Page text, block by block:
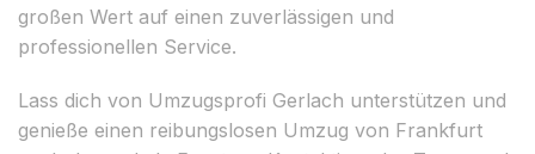
großen Wert auf einen zuverlässigen und
professionellen Service.
Lass dich von Umzugsprofi Gerlach unterstützen und
genieße einen reibungslosen Umzug von Frankfurt